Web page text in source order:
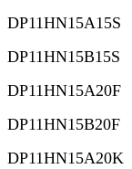
DP11HN15A15S
DP11HN15B15S
DP11HN15A20F
DP11HN15B20F
DP11HN15A20K